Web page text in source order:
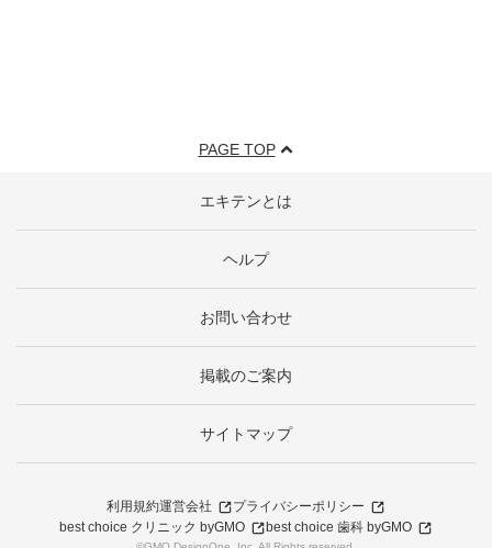
PAGE TOP
エキテンとは
ヘルプ
お問い合わせ
掲載のご案内
サイトマップ
利用規約運営会社
プライバシーポリシー
best choice クリニック byGMO
best choice 歯科 byGMO